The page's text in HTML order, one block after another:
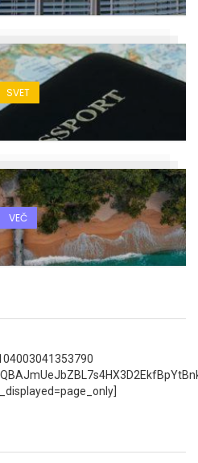
SVET
VEČ